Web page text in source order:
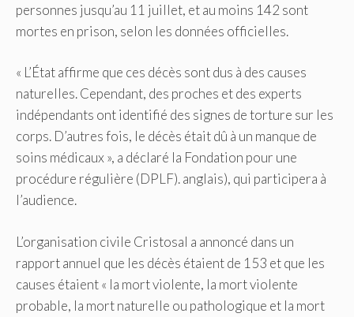
personnes jusqu’au 11 juillet, et au moins 142 sont
mortes en prison, selon les données officielles.
« L’État affirme que ces décès sont dus à des causes
naturelles. Cependant, des proches et des experts
indépendants ont identifié des signes de torture sur les
corps. D’autres fois, le décès était dû à un manque de
soins médicaux », a déclaré la Fondation pour une
procédure régulière (DPLF). anglais), qui participera à
l’audience.
L’organisation civile Cristosal a annoncé dans un
rapport annuel que les décès étaient de 153 et que les
causes étaient « la mort violente, la mort violente
probable, la mort naturelle ou pathologique et la mort